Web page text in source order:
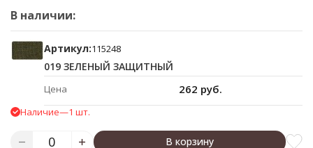
В наличии:
Артикул:115248
019 ЗЕЛЕНЫЙ ЗАЩИТНЫЙ
Цена 262 руб.
Наличие—1 шт.
В корзину